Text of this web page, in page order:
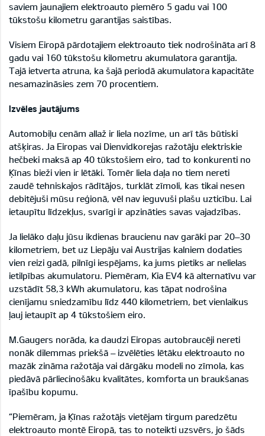
saviem jaunajiem elektroauto piemēro 5 gadu vai 100
tūkstošu kilometru garantijas saistības.
Visiem Eiropā pārdotajiem elektroauto tiek nodrošināta arī 8
gadu vai 160 tūkstošu kilometru akumulatora garantija.
Tajā ietverta atruna, ka šajā periodā akumulatora kapacitāte
nesamazināsies zem 70 procentiem.
Izvēles jautājums
Automobiļu cenām allaž ir liela nozīme, un arī tās būtiski
atšķiras. Ja Eiropas vai Dienvidkorejas ražotāju elektriskie
hečbeki maksā ap 40 tūkstošiem eiro, tad to konkurenti no
Ķīnas bieži vien ir lētāki. Tomēr liela daļa no tiem nereti
zaudē tehniskajos rādītājos, turklāt zīmoli, kas tikai nesen
debitējuši mūsu reģionā, vēl nav ieguvuši plašu uzticību. Lai
ietaupītu līdzekļus, svarīgi ir apzināties savas vajadzības.
Ja lielāko daļu jūsu ikdienas braucienu nav garāki par 20–30
kilometriem, bet uz Liepāju vai Austrijas kalniem dodaties
vien reizi gadā, pilnīgi iespējams, ka jums pietiks ar nelielas
ietilpības akumulatoru. Piemēram, Kia EV4 kā alternatīvu var
uzstādīt 58,3 kWh akumulatoru, kas tāpat nodrošina
cienījamu sniedzamību līdz 440 kilometriem, bet vienlaikus
ļauj ietaupīt ap 4 tūkstošiem eiro.
M.Gaugers norāda, ka daudzi Eiropas autobraucēji nereti
nonāk dilemmas priekšā – izvēlēties lētāku elektroauto no
mazāk zināma ražotāja vai dārgāku modeli no zīmola, kas
piedāvā pārliecinošāku kvalitātes, komforta un braukšanas
īpašību kopumu.
“Piemēram, ja Ķīnas ražotājs vietējam tirgum paredzētu
elektroauto montē Eiropā, tas to noteikti uzsvērs, jo šāds